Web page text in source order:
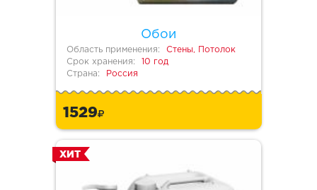
Обои
Область применения:
Стены, Потолок
Срок хранения:
10 год
Страна:
Россия
1529
ХИТ